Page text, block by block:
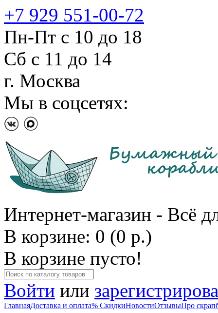
+7 929 551-00-72
Пн-Пт с 10 до 18
Сб с 11 до 14
г. Москва
Мы в соцсетях:
Интернет-магазин - Всё
В корзине: 0 (0 р.)
В корзине пусто!
Войти или
ГлавнаяДоставка и оплата% СкидкиНовостиОтзывыПро